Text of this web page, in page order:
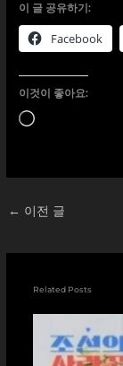
이 글 공유하기:
Facebook
이것이 좋아요:
로
← 이전 글
Related Posts